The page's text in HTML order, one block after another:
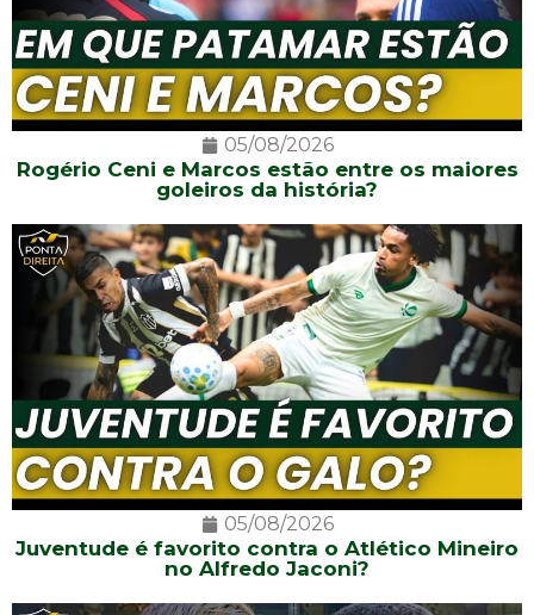
05/08/2026
Rogério Ceni e Marcos estão entre os maiores
goleiros da história?
05/08/2026
Juventude é favorito contra o Atlético Mineiro
no Alfredo Jaconi?